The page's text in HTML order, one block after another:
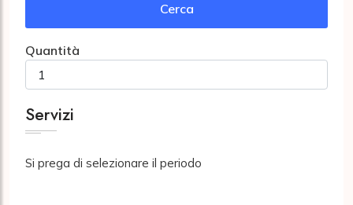
Cerca
Quantità
Servizi
Si prega di selezionare il periodo